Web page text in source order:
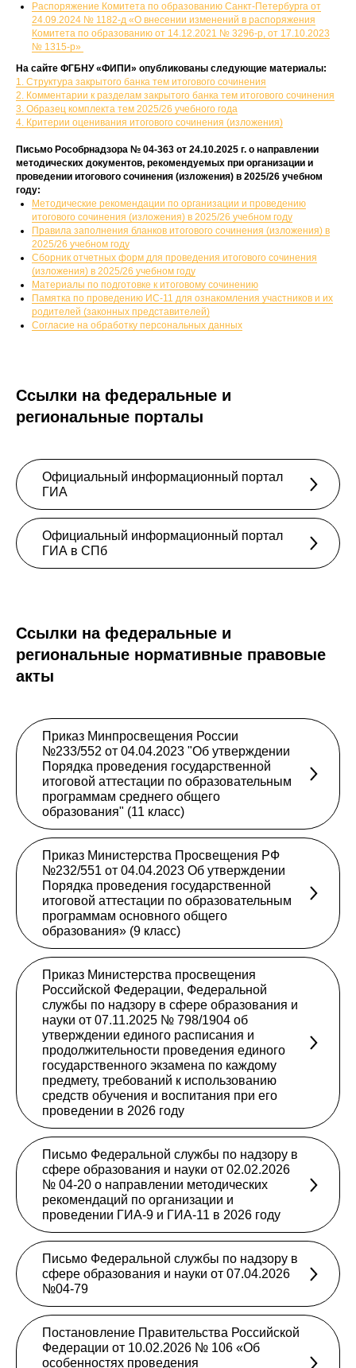
Распоряжение Комитета по образованию Санкт-Петербурга от
24.09.2024 № 1182-д «О внесении изменений в распоряжения
Комитета по образованию от 14.12.2021 № 3296-р, от 17.10.2023
№ 1315-р»
На сайте ФГБНУ «ФИПИ» опубликованы следующие материалы:
1. Структура закрытого банка тем итогового сочинения
2. Комментарии к разделам закрытого банка тем итогового сочинения
3. Образец комплекта тем 2025/26 учебного года
4. Критерии оценивания итогового сочинения (изложения)
Письмо Рособрнадзора № 04-363 от 24.10.2025 г. о направлении
методических документов, рекомендуемых при организации и
проведении итогового сочинения (изложения) в 2025/26 учебном
году:
Методические рекомендации по организации и проведению
итогового сочинения (изложения) в 2025/26 учебном году
Правила заполнения бланков итогового сочинения (изложения) в
2025/26 учебном году
Сборник отчетных форм для проведения итогового сочинения
(изложения) в 2025/26 учебном году
Материалы по подготовке к итоговому сочинению
Памятка по проведению ИС-11 для ознакомления участников и их
родителей (законных представителей)
Согласие на обработку персональных данных
Ссылки на федеральные и
региональные порталы
Официальный информационный портал
ГИА
Официальный информационный портал
ГИА в СПб
Ссылки на федеральные и
региональные нормативные правовые
акты
Приказ Минпросвещения России
№233/552 от 04.04.2023 "Об утверждении
Порядка проведения государственной
итоговой аттестации по образовательным
программам среднего общего
образования" (11 класс)
Приказ Министерства Просвещения РФ
№232/551 от 04.04.2023 Об утверждении
Порядка проведения государственной
итоговой аттестации по образовательным
программам основного общего
образования» (9 класс)
Приказ Министерства просвещения
Российской Федерации, Федеральной
службы по надзору в сфере образования и
науки от 07.11.2025 № 798/1904 об
утверждении единого расписания и
продолжительности проведения единого
государственного экзамена по каждому
предмету, требований к использованию
средств обучения и воспитания при его
проведении в 2026 году
Письмо Федеральной службы по надзору в
сфере образования и науки от 02.02.2026
№ 04-20 о направлении методических
рекомендаций по организации и
проведении ГИА-9 и ГИА-11 в 2026 году
Письмо Федеральной службы по надзору в
сфере образования и науки от 07.04.2026
№04-79
Постановление Правительства Российской
Федерации от 10.02.2026 № 106 «Об
особенностях проведения